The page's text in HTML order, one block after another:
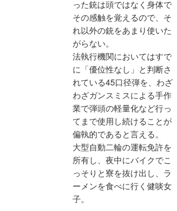
った銃は頭ではなく身体で
その感触を覚えるので、そ
れ以外の銃をあまり使いた
がらない。
法執行機関においてはすで
に「優位性なし」と判断さ
れている45口径弾を、わざ
わざガンスミスによる手作
業で弾頭の軽量化など行っ
てまで使用し続けることが
偏執的であると言える。
大型自動二輪の運転免許を
所有し、夜中にバイクでこ
っそりと寮を抜け出し、ラ
ーメンを食べに行く健啖女
子。